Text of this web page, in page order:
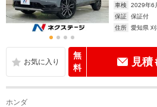
車検
2029年6
保証
保証付
住所
愛知県
無
料
見積
ホンダ